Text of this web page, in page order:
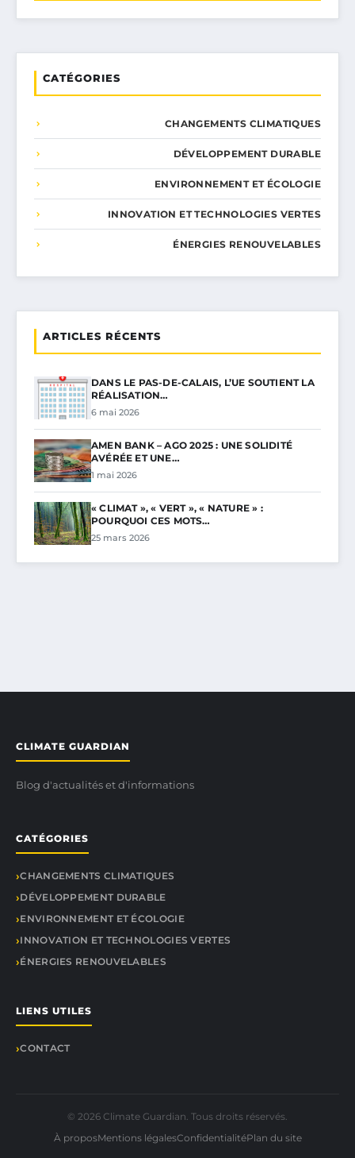
CATÉGORIES
CHANGEMENTS CLIMATIQUES
DÉVELOPPEMENT DURABLE
ENVIRONNEMENT ET ÉCOLOGIE
INNOVATION ET TECHNOLOGIES VERTES
ÉNERGIES RENOUVELABLES
ARTICLES RÉCENTS
DANS LE PAS-DE-CALAIS, L’UE SOUTIENT LA
RÉALISATION…
6 mai 2026
AMEN BANK – AGO 2025 : UNE SOLIDITÉ
AVÉRÉE ET UNE…
1 mai 2026
« CLIMAT », « VERT », « NATURE » :
POURQUOI CES MOTS…
25 mars 2026
CLIMATE GUARDIAN
Blog d'actualités et d'informations
CATÉGORIES
CHANGEMENTS CLIMATIQUES
DÉVELOPPEMENT DURABLE
ENVIRONNEMENT ET ÉCOLOGIE
INNOVATION ET TECHNOLOGIES VERTES
ÉNERGIES RENOUVELABLES
LIENS UTILES
CONTACT
© 2026 Climate Guardian. Tous droits réservés.
À proposMentions légalesConfidentialitéPlan du site